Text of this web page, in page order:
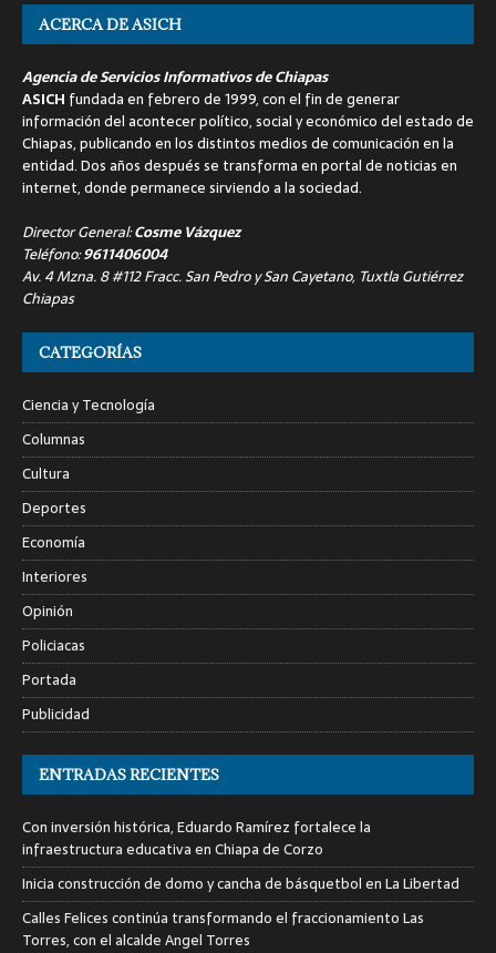
ACERCA DE ASICH
Agencia de Servicios Informativos de Chiapas
ASICH fundada en febrero de 1999, con el fin de generar
información del acontecer político, social y económico del estado de
Chiapas, publicando en los distintos medios de comunicación en la
entidad. Dos años después se transforma en portal de noticias en
internet, donde permanece sirviendo a la sociedad.
Director General:Cosme Vázquez
Teléfono:9611406004
Av. 4 Mzna. 8 #112 Fracc. San Pedro y San Cayetano, Tuxtla Gutiérrez
Chiapas
CATEGORÍAS
Ciencia y Tecnología
Columnas
Cultura
Deportes
Economía
Interiores
Opinión
Policiacas
Portada
Publicidad
ENTRADAS RECIENTES
Con inversión histórica, Eduardo Ramírez fortalece la
infraestructura educativa en Chiapa de Corzo
Inicia construcción de domo y cancha de básquetbol en La Libertad
Calles Felices continúa transformando el fraccionamiento Las
Torres, con el alcalde Angel Torres